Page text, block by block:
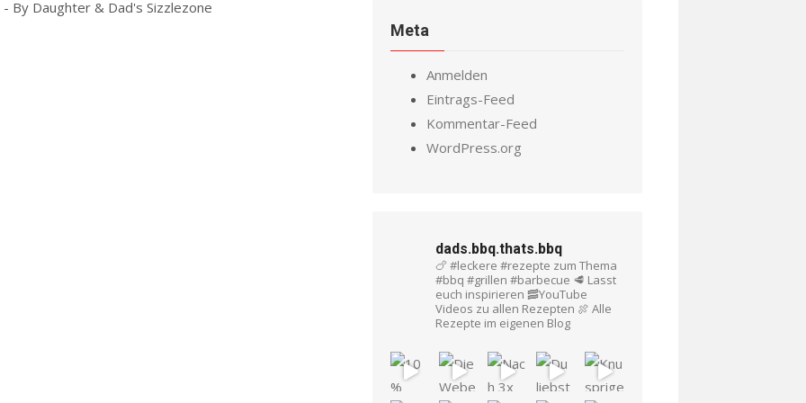
- By Daughter & Dad's Sizzlezone
Meta
Anmelden
Eintrags-Feed
Kommentar-Feed
WordPress.org
dads.bbq.thats.bbq
🍗 #leckere #rezepte zum Thema
#bbq #grillen #barbecue 🥩 Lasst
euch inspirieren 🥓YouTube
Videos zu allen Rezepten 🍖 Alle
Rezepte im eigenen Blog